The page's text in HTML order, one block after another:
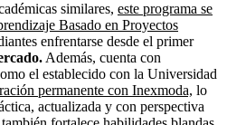
similares, este programa se
Basado en Proyectos
enfrentarse desde el primer
Además, cuenta con
el establecido con la Universidad
permanente con Inexmoda, lo
actualizada y con perspectiva